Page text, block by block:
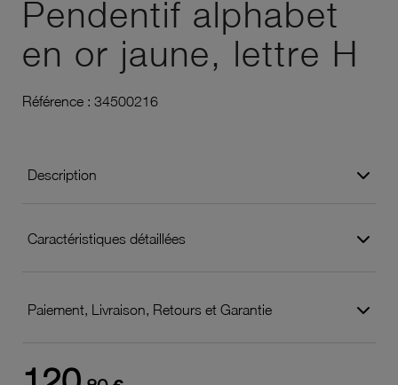
Pendentif alphabet
en or jaune, lettre H
Référence : 34500216
Description
Caractéristiques détaillées
Paiement, Livraison, Retours et Garantie